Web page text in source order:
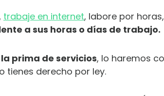
trabaje en internet, labore por
a sus horas o días de trabajo.
prima de servicios, lo haremos
tienes derecho por ley.